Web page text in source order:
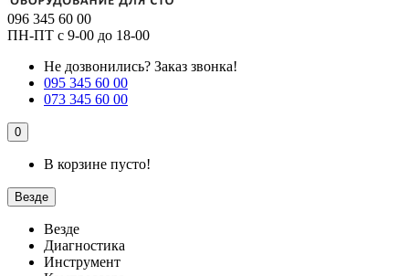
096 345 60 00
ПН-ПТ с 9-00 до 18-00
Не дозвонились? Заказ звонка!
095 345 60 00
073 345 60 00
0
В корзине пусто!
Везде
Везде
Диагностика
Инструмент